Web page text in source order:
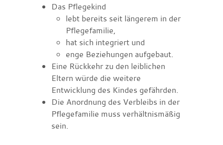
Das Pflegekind
lebt bereits seit längerem in der
Pflegefamilie,
hat sich integriert und
enge Beziehungen aufgebaut.
Eine Rückkehr zu den leiblichen
Eltern würde die weitere
Entwicklung des Kindes gefährden.
Die Anordnung des Verbleibs in der
Pflegefamilie muss verhältnismäßig
sein.